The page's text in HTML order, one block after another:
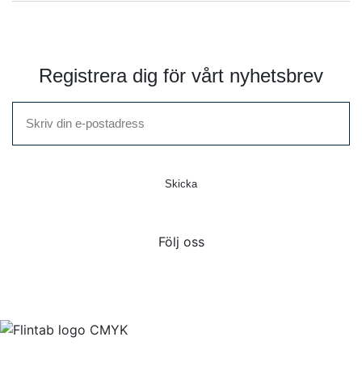
Registrera dig för vårt nyhetsbrev
Skicka
Följ oss